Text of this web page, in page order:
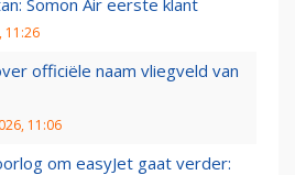
Somon Air eerste klant
11:26
officiële naam vliegveld van
11:06
om easyJet gaat verder: